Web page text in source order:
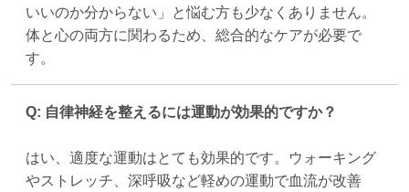
いいのか分からない」と悩む方も少なくありません。
体と心の両方に関わるため、総合的なケアが必要で
す。
Q: 自律神経を整えるには運動が効果的ですか？
はい、適度な運動はとても効果的です。ウォーキング
やストレッチ、深呼吸など軽めの運動で血流が改善